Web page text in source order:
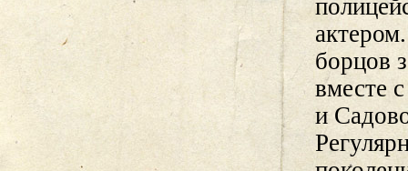
борцов
вместе
и